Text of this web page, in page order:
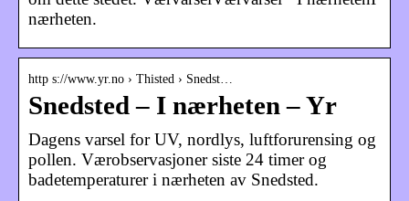
nærheten.
http s://www.yr.no › Thisted › Snedst…
Snedsted – I nærheten – Yr
Dagens varsel for UV, nordlys, luftforurensing og
pollen. Værobservasjoner siste 24 timer og
badetemperaturer i nærheten av Snedsted.